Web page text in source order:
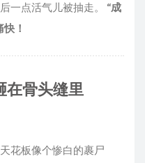
一点活气儿被抽走。 “成
！
在骨头缝里
花板像个惨白的裹尸